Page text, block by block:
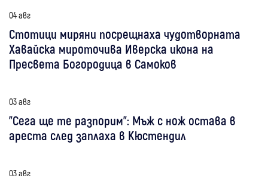
04 авг
Стотици миряни посрещнаха чудотворната
Хавайска мироточива Иверска икона на
Пресвета Богородица в Самоков
03 авг
"Сега ще те разпорим": Мъж с нож остава в
ареста след заплаха в Кюстендил
03 авг